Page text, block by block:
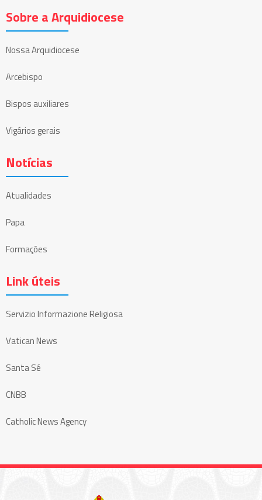
Sobre a Arquidiocese
Nossa Arquidiocese
Arcebispo
Bispos auxiliares
Vigários gerais
Notícias
Atualidades
Papa
Formações
Link úteis
Servizio Informazione Religiosa
Vatican News
Santa Sé
CNBB
Catholic News Agency